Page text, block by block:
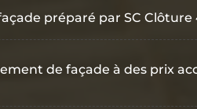
préparé par SC Clôture
de façade à des prix